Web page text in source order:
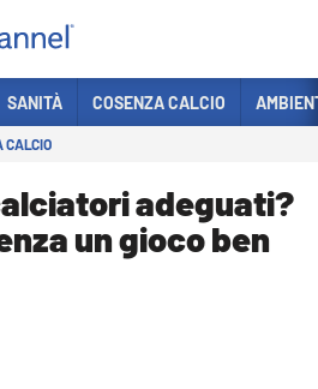
SANITÀ COSENZA CALCIO
CALCIO
adeguati?
un gioco ben